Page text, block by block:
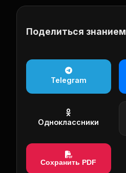
Поделиться знанием
Telegram
Одноклассники
Сохранить PDF